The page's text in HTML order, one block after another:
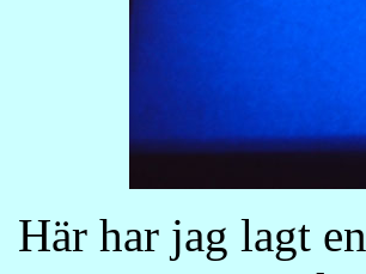
Här har jag lagt